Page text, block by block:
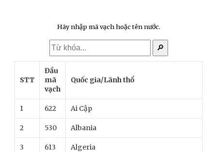
Hãy nhập mã vạch hoặc tên nước.
🔎
STT
Đầu
mã
vạch
Quốc gia/Lãnh thổ
1 622 Ai Cập
2 530 Albania
3 613 Algeria